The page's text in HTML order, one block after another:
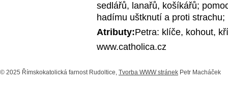
sedlářů, lanařů, košíkářů;
hadímu uštknutí a proti
Atributy:Petra: klíče, kohout,
www.catholica.cz
© 2025 Římskokatolická farnost Rudoltice, Tvorba WWW stránek Petr Macháček